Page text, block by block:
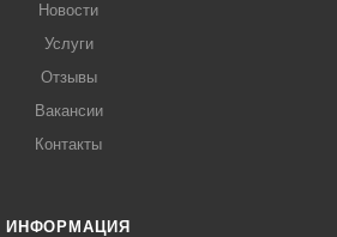
Новости
Услуги
Отзывы
Вакансии
Контакты
ИНФОРМАЦИЯ